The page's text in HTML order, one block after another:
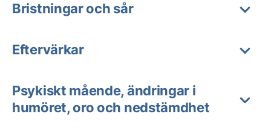
Bristningar och sår
Eftervärkar
Psykiskt mående, ändringar i
humöret, oro och nedstämdhet